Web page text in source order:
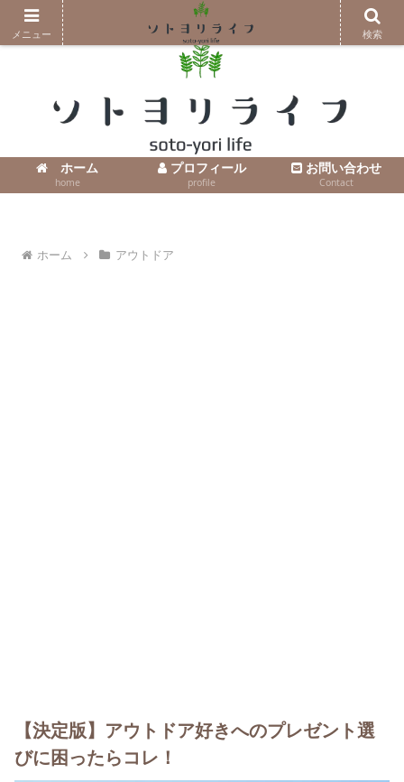
コンテンツへスキップ
ホーム
home
プロフィール
profile
お問い合わせ
Contact
ホーム アウトドア
【決定版】アウトドア好きへのプレゼント選
びに困ったらコレ！
メニュー 検索